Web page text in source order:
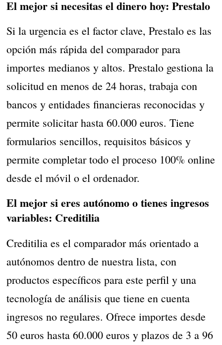
El mejor si necesitas el dinero hoy: Prestalo
Si la urgencia es el factor clave, Prestalo es las
opción más rápida del comparador para
importes medianos y altos. Prestalo gestiona la
solicitud en menos de 24 horas, trabaja con
bancos y entidades financieras reconocidas y
permite solicitar hasta 60.000 euros. Tiene
formularios sencillos, requisitos básicos y
permite completar todo el proceso 100% online
desde el móvil o el ordenador.
El mejor si eres autónomo o tienes ingresos
variables: Creditilia
Creditilia es el comparador más orientado a
autónomos dentro de nuestra lista, con
productos específicos para este perfil y una
tecnología de análisis que tiene en cuenta
ingresos no regulares. Ofrece importes desde
50 euros hasta 60.000 euros y plazos de 3 a 96